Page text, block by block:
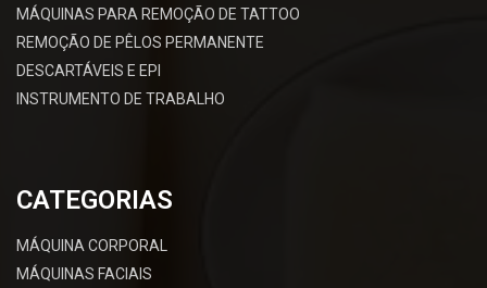
MÁQUINAS PARA REMOÇÃO DE TATTOO
REMOÇÃO DE PÊLOS PERMANENTE
DESCARTÁVEIS E EPI
INSTRUMENTO DE TRABALHO
CATEGORIAS
MÁQUINA CORPORAL
MÁQUINAS FACIAIS